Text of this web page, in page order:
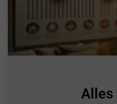
Alles